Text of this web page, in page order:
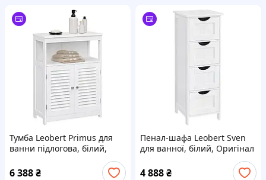
Тумба Leobert Primus для
ванни підлогова, білий,
6 388₴
Пенал-шафа Leobert Sven
для ванної, білий, Оригінал
4 888₴